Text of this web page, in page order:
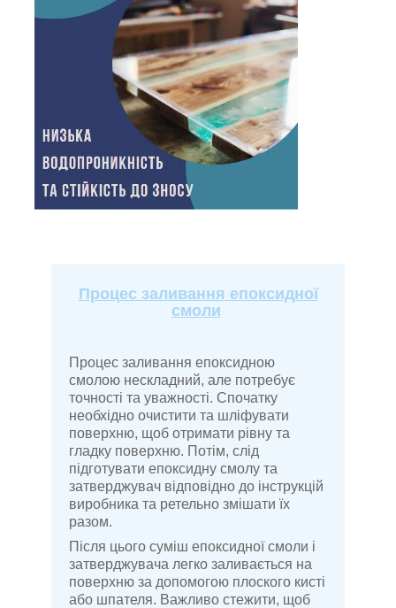
Процес заливання епоксидної
смоли
Процес заливання епоксидною
смолою нескладний, але потребує
точності та уважності. Спочатку
необхідно очистити та шліфувати
поверхню, щоб отримати рівну та
гладку поверхню. Потім, слід
підготувати епоксидну смолу та
затверджувач відповідно до інструкцій
виробника та ретельно змішати їх
разом.
Після цього суміш епоксидної смоли і
затверджувача легко заливається на
поверхню за допомогою плоского кисті
або шпателя. Важливо стежити, щоб